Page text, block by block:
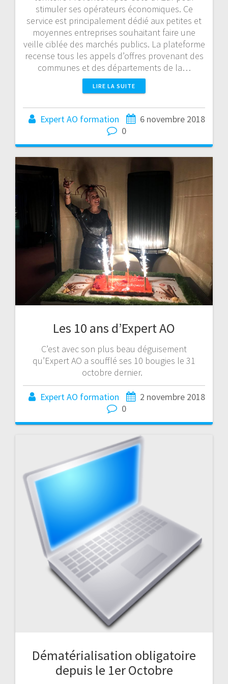
stimuler ses opérateurs économiques. Ce
service est principalement dédié aux petites et
moyennes entreprises souhaitant faire une
veille ciblée des marchés publics. La plateforme
recense tous les appels d’offres provenant des
communes et des départements de la…
LIRE LA SUITE
Expert AO formation
6 novembre 2018
0
Les 10 ans d’Expert AO
C’est avec son plus beau déguisement
qu’Expert AO a soufflé ses 10 bougies le 31
octobre dernier.
Expert AO formation
2 novembre 2018
0
Dématérialisation obligatoire
depuis le 1er Octobre